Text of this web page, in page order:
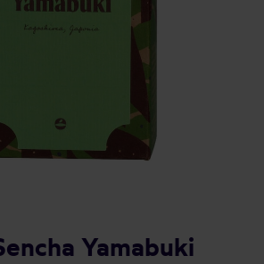
Yamabuki